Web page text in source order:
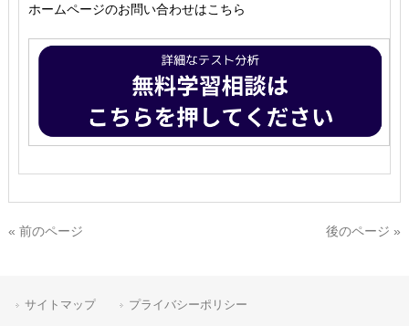
ホームページのお問い合わせはこちら
« 前のページ 後のページ »
サイトマップ プライバシーポリシー